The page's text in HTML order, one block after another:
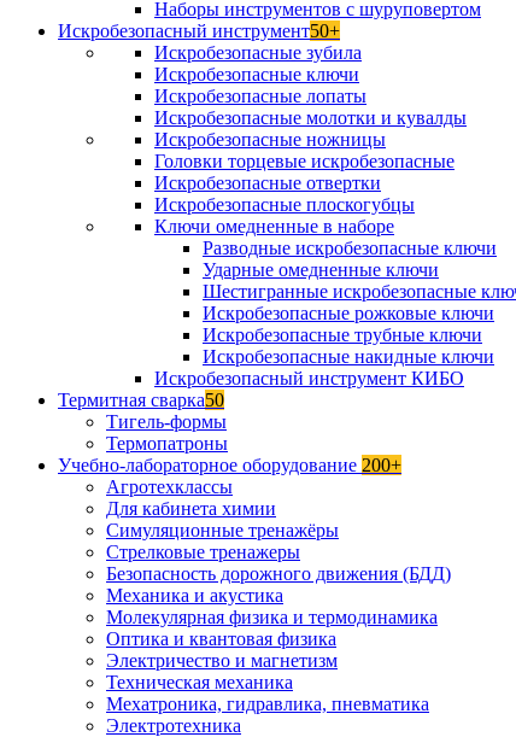
Наборы инструментов с шуруповертом
Искробезопасный инструмент50+
Искробезопасные зубила
Искробезопасные ключи
Искробезопасные лопаты
Искробезопасные молотки и кувалды
Искробезопасные ножницы
Головки торцевые искробезопасные
Искробезопасные отвертки
Искробезопасные плоскогубцы
Ключи омедненные в наборе
Разводные искробезопасные ключи
Ударные омедненные ключи
Шестигранные искробезопасные
Искробезопасные рожковые ключи
Искробезопасные трубные ключи
Искробезопасные накидные ключи
Искробезопасный инструмент КИБО
Термитная сварка50
Тигель-формы
Термопатроны
Учебно-лабораторное оборудование 200+
Агротехклассы
Для кабинета химии
Симуляционные тренажёры
Стрелковые тренажеры
Безопасность дорожного движения (БДД)
Механика и акустика
Молекулярная физика и термодинамика
Оптика и квантовая физика
Электричество и магнетизм
Техническая механика
Мехатроника, гидравлика, пневматика
Электротехника